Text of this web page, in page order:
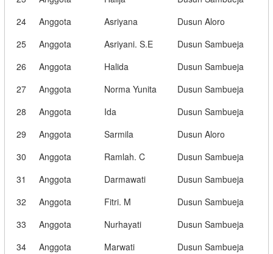
24
Anggota Asriyana
Dusun Aloro
25
Anggota Asriyani. S.E
Dusun Sambueja
26
Anggota Halida
Dusun Sambueja
27
Anggota Norma Yunita
Dusun Sambueja
28
Anggota Ida
Dusun Sambueja
29
Anggota Sarmila
Dusun Aloro
30
Anggota Ramlah. C
Dusun Sambueja
31
Anggota Darmawati
Dusun Sambueja
32
Anggota Fitri. M
Dusun Sambueja
33
Anggota Nurhayati
Dusun Sambueja
34
Anggota Marwati Dusun Sambueja